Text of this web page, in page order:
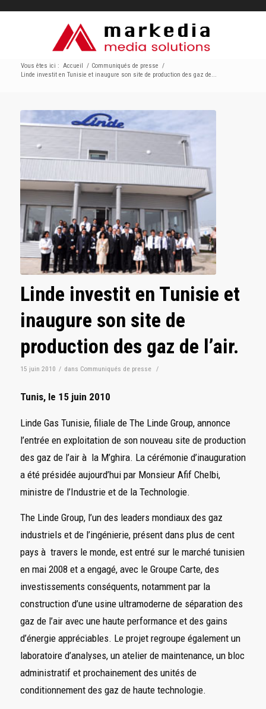
Vous êtes ici : Accueil / Communiqués de presse /
Linde investit en Tunisie et inaugure son site de production des gaz de...
Linde investit en Tunisie et
inaugure son site de
production des gaz de l’air.
15 juin 2010 / dans Communiqués de presse /
Tunis, le 15 juin 2010
Linde Gas Tunisie, filiale de The Linde Group, annonce
l’entrée en exploitation de son nouveau site de production
des gaz de l’air à la M’ghira. La cérémonie d’inauguration
a été présidée aujourd’hui par Monsieur Afif Chelbi,
ministre de l’Industrie et de la Technologie.
The Linde Group, l’un des leaders mondiaux des gaz
industriels et de l’ingénierie, présent dans plus de cent
pays à travers le monde, est entré sur le marché tunisien
en mai 2008 et a engagé, avec le Groupe Carte, des
investissements conséquents, notamment par la
construction d’une usine ultramoderne de séparation des
gaz de l’air avec une haute performance et des gains
d’énergie appréciables. Le projet regroupe également un
laboratoire d’analyses, un atelier de maintenance, un bloc
administratif et prochainement des unités de
conditionnement des gaz de haute technologie.